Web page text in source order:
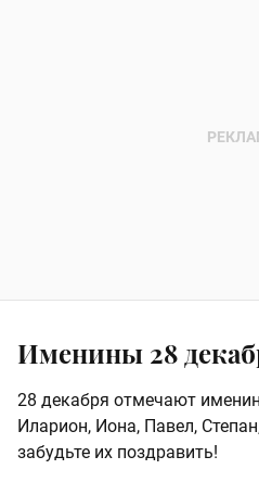
Именины 28
28 декабря отмечают
Иларион, Иона, Павел,
забудьте их поздравить!